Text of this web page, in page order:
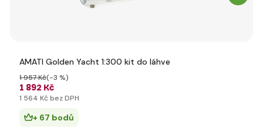
AMATI Golden Yacht 1:300 kit do láhve
1 892 Kč
1 957 Kč(-3 %)
1 564 Kč bez DPH
+ 67 bodů